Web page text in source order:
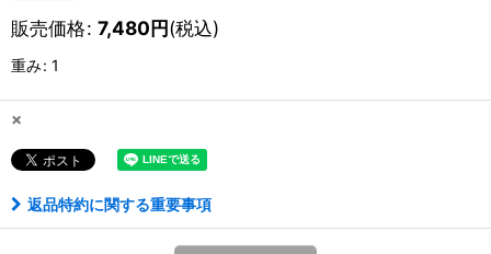
販売価格: 7,480円(税込)
重み: 1
×
返品特約に関する重要事項